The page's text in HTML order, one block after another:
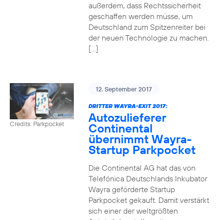
außerdem, dass Rechtssicherheit
geschaffen werden müsse, um
Deutschland zum Spitzenreiter bei
der neuen Technologie zu machen.
[…]
Credits: Parkpocket
12. September 2017
DRITTER WAYRA-EXIT 2017:
Autozulieferer
Continental
übernimmt Wayra-
Startup Parkpocket
Die Continental AG hat das von
Telefónica Deutschlands Inkubator
Wayra geförderte Startup
Parkpocket gekauft. Damit verstärkt
sich einer der weltgrößten